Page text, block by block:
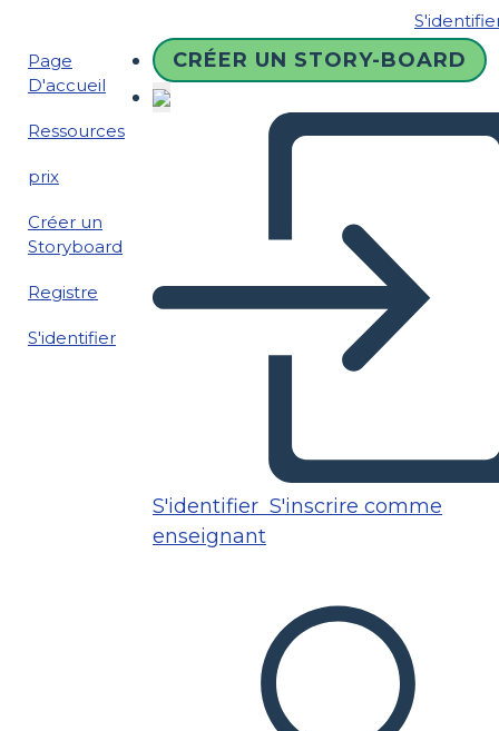
Page
D'accueil
Ressources
prix
Créer un
Storyboard
Registre
S'identifier
CRÉER UN STORY-BOARD
S'identifier S'inscrire comme
enseignant